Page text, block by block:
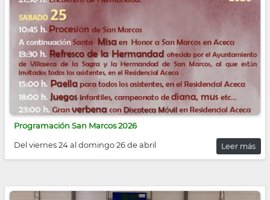
Programación San Marcos 2026
Del viernes 24 al domingo 26 de abril Leer más